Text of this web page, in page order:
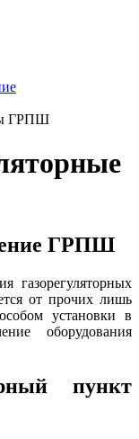
ГРПШ
ГРПШ
от прочих лишь
установки в
оборудования
пункт